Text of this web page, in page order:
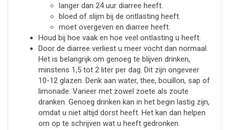
langer dan 24 uur diarree heeft.
bloed of slijm bij de ontlasting heeft.
moet overgeven en diarree heeft.
Houd bij hoe vaak en hoe veel ontlasting u heeft.
Door de diarree verliest u meer vocht dan normaal.
Het is belangrijk om genoeg te blijven drinken,
minstens 1,5 tot 2 liter per dag. Dit zijn ongeveer
10-12 glazen. Denk aan water, thee, bouillon, sap of
limonade. Varieer met zowel zoete als zoute
dranken. Genoeg drinken kan in het begin lastig zijn,
omdat u niet altijd dorst heeft. Het kan dan helpen
om op te schrijven wat u heeft gedronken.